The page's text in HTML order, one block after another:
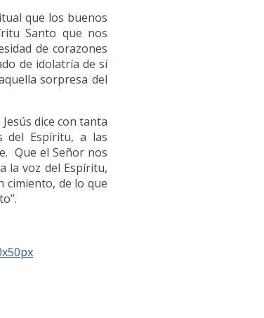
que los buenos
Santo que nos
de corazones
de idolatría de sí
sorpresa del
dice con tanta
del Espíritu, a las
Que el Señor nos
la voz del Espíritu,
cimiento, de lo que